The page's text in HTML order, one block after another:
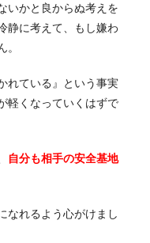
いかと良からぬ考えを
静に考えて、もし嫌わ
れている』という事実
軽くなっていくはずで
自分も相手の安全基地
なれるよう心がけまし